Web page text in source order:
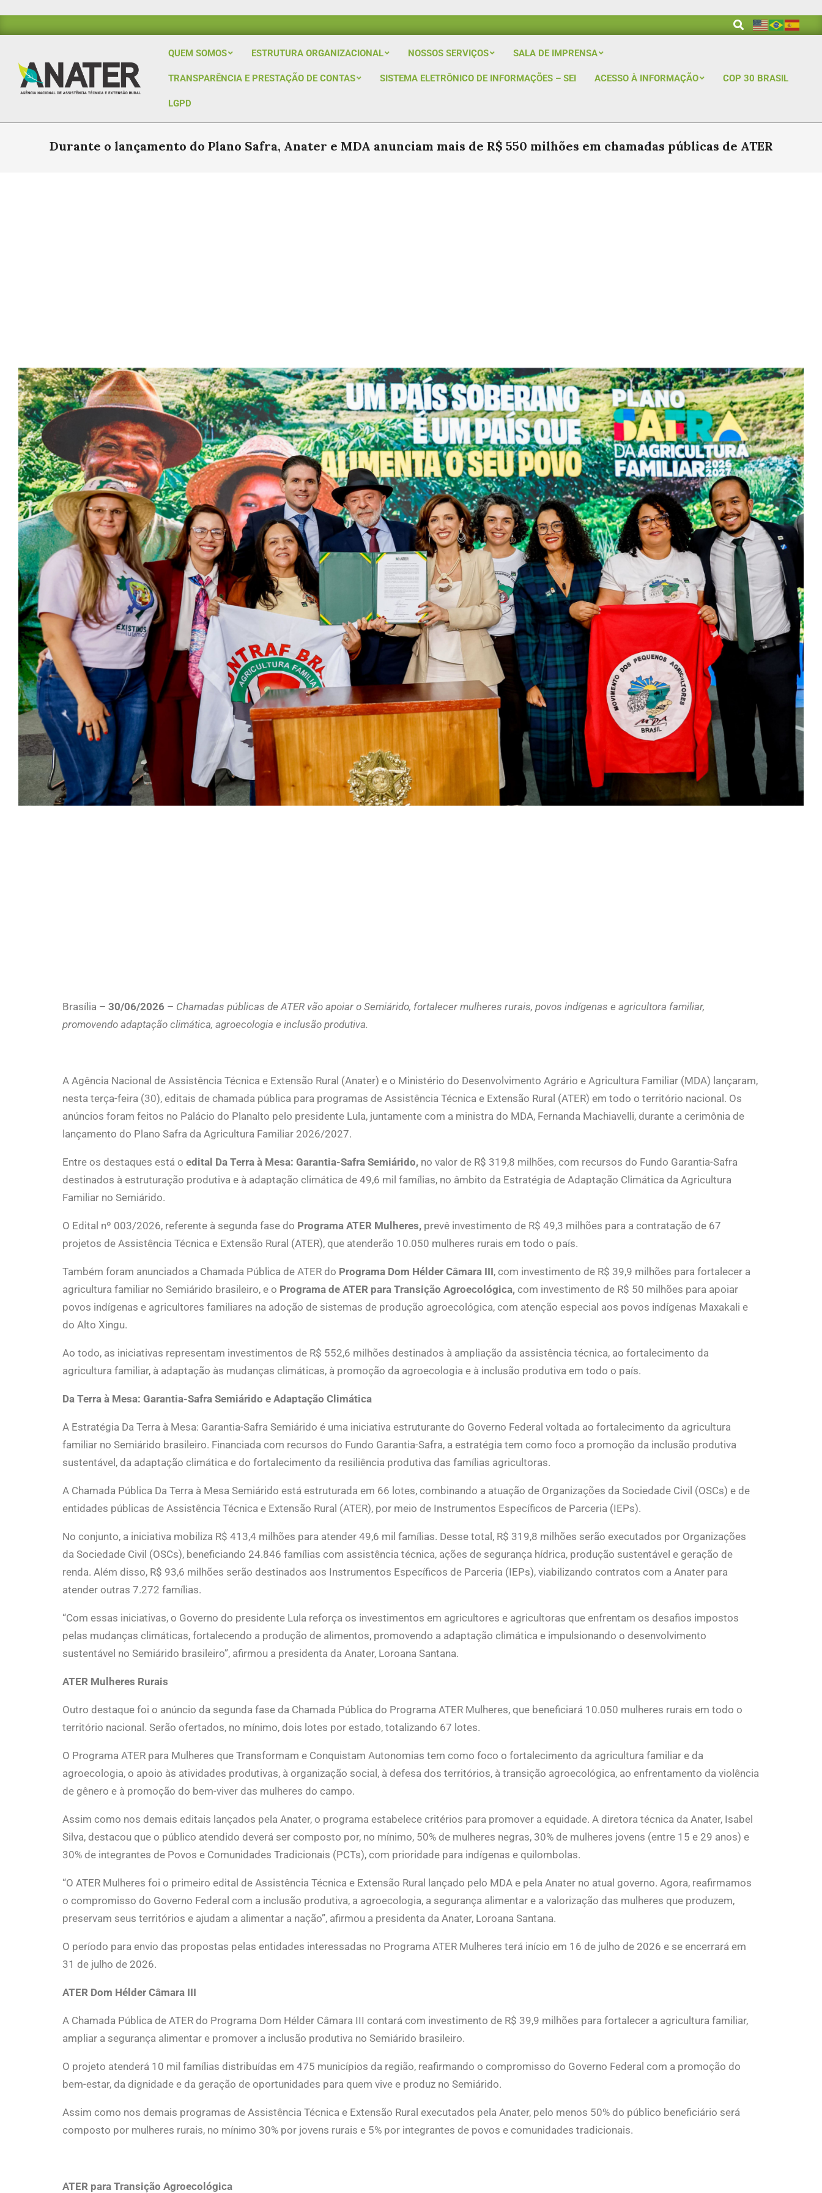
QUEM SOMOS ESTRUTURA ORGANIZACIONAL NOSSOS SERVIÇOS SALA DE IMPRENSA
TRANSPARÊNCIA E PRESTAÇÃO DE CONTAS SISTEMA ELETRÔNICO DE INFORMAÇÕES – SEI ACESSO À INFORMAÇÃO COP 30 BRASIL
LGPD
Durante o lançamento do Plano Safra, Anater e MDA anunciam mais de R$ 550 milhões em chamadas públicas de ATER
Brasília – 30/06/2026 – Chamadas públicas de ATER vão apoiar o Semiárido, fortalecer mulheres rurais, povos indígenas e agricultora familiar,
promovendo adaptação climática, agroecologia e inclusão produtiva.
A Agência Nacional de Assistência Técnica e Extensão Rural (Anater) e o Ministério do Desenvolvimento Agrário e Agricultura Familiar (MDA) lançaram,
nesta terça-feira (30), editais de chamada pública para programas de Assistência Técnica e Extensão Rural (ATER) em todo o território nacional. Os
anúncios foram feitos no Palácio do Planalto pelo presidente Lula, juntamente com a ministra do MDA, Fernanda Machiavelli, durante a cerimônia de
lançamento do Plano Safra da Agricultura Familiar 2026/2027.
Entre os destaques está o edital Da Terra à Mesa: Garantia-Safra Semiárido, no valor de R$ 319,8 milhões, com recursos do Fundo Garantia-Safra
destinados à estruturação produtiva e à adaptação climática de 49,6 mil famílias, no âmbito da Estratégia de Adaptação Climática da Agricultura
Familiar no Semiárido.
O Edital nº 003/2026, referente à segunda fase do Programa ATER Mulheres, prevê investimento de R$ 49,3 milhões para a contratação de 67
projetos de Assistência Técnica e Extensão Rural (ATER), que atenderão 10.050 mulheres rurais em todo o país.
Também foram anunciados a Chamada Pública de ATER do Programa Dom Hélder Câmara III, com investimento de R$ 39,9 milhões para fortalecer a
agricultura familiar no Semiárido brasileiro, e o Programa de ATER para Transição Agroecológica, com investimento de R$ 50 milhões para apoiar
povos indígenas e agricultores familiares na adoção de sistemas de produção agroecológica, com atenção especial aos povos indígenas Maxakali e
do Alto Xingu.
Ao todo, as iniciativas representam investimentos de R$ 552,6 milhões destinados à ampliação da assistência técnica, ao fortalecimento da
agricultura familiar, à adaptação às mudanças climáticas, à promoção da agroecologia e à inclusão produtiva em todo o país.
Da Terra à Mesa: Garantia-Safra Semiárido e Adaptação Climática
A Estratégia Da Terra à Mesa: Garantia-Safra Semiárido é uma iniciativa estruturante do Governo Federal voltada ao fortalecimento da agricultura
familiar no Semiárido brasileiro. Financiada com recursos do Fundo Garantia-Safra, a estratégia tem como foco a promoção da inclusão produtiva
sustentável, da adaptação climática e do fortalecimento da resiliência produtiva das famílias agricultoras.
A Chamada Pública Da Terra à Mesa Semiárido está estruturada em 66 lotes, combinando a atuação de Organizações da Sociedade Civil (OSCs) e de
entidades públicas de Assistência Técnica e Extensão Rural (ATER), por meio de Instrumentos Específicos de Parceria (IEPs).
No conjunto, a iniciativa mobiliza R$ 413,4 milhões para atender 49,6 mil famílias. Desse total, R$ 319,8 milhões serão executados por Organizações
da Sociedade Civil (OSCs), beneficiando 24.846 famílias com assistência técnica, ações de segurança hídrica, produção sustentável e geração de
renda. Além disso, R$ 93,6 milhões serão destinados aos Instrumentos Específicos de Parceria (IEPs), viabilizando contratos com a Anater para
atender outras 7.272 famílias.
“Com essas iniciativas, o Governo do presidente Lula reforça os investimentos em agricultores e agricultoras que enfrentam os desafios impostos
pelas mudanças climáticas, fortalecendo a produção de alimentos, promovendo a adaptação climática e impulsionando o desenvolvimento
sustentável no Semiárido brasileiro”, afirmou a presidenta da Anater, Loroana Santana.
ATER Mulheres Rurais
Outro destaque foi o anúncio da segunda fase da Chamada Pública do Programa ATER Mulheres, que beneficiará 10.050 mulheres rurais em todo o
território nacional. Serão ofertados, no mínimo, dois lotes por estado, totalizando 67 lotes.
O Programa ATER para Mulheres que Transformam e Conquistam Autonomias tem como foco o fortalecimento da agricultura familiar e da
agroecologia, o apoio às atividades produtivas, à organização social, à defesa dos territórios, à transição agroecológica, ao enfrentamento da violência
de gênero e à promoção do bem-viver das mulheres do campo.
Assim como nos demais editais lançados pela Anater, o programa estabelece critérios para promover a equidade. A diretora técnica da Anater, Isabel
Silva, destacou que o público atendido deverá ser composto por, no mínimo, 50% de mulheres negras, 30% de mulheres jovens (entre 15 e 29 anos) e
30% de integrantes de Povos e Comunidades Tradicionais (PCTs), com prioridade para indígenas e quilombolas.
“O ATER Mulheres foi o primeiro edital de Assistência Técnica e Extensão Rural lançado pelo MDA e pela Anater no atual governo. Agora, reafirmamos
o compromisso do Governo Federal com a inclusão produtiva, a agroecologia, a segurança alimentar e a valorização das mulheres que produzem,
preservam seus territórios e ajudam a alimentar a nação”, afirmou a presidenta da Anater, Loroana Santana.
O período para envio das propostas pelas entidades interessadas no Programa ATER Mulheres terá início em 16 de julho de 2026 e se encerrará em
31 de julho de 2026.
ATER Dom Hélder Câmara III
A Chamada Pública de ATER do Programa Dom Hélder Câmara III contará com investimento de R$ 39,9 milhões para fortalecer a agricultura familiar,
ampliar a segurança alimentar e promover a inclusão produtiva no Semiárido brasileiro.
O projeto atenderá 10 mil famílias distribuídas em 475 municípios da região, reafirmando o compromisso do Governo Federal com a promoção do
bem-estar, da dignidade e da geração de oportunidades para quem vive e produz no Semiárido.
Assim como nos demais programas de Assistência Técnica e Extensão Rural executados pela Anater, pelo menos 50% do público beneficiário será
composto por mulheres rurais, no mínimo 30% por jovens rurais e 5% por integrantes de povos e comunidades tradicionais.
ATER para Transição Agroecológica